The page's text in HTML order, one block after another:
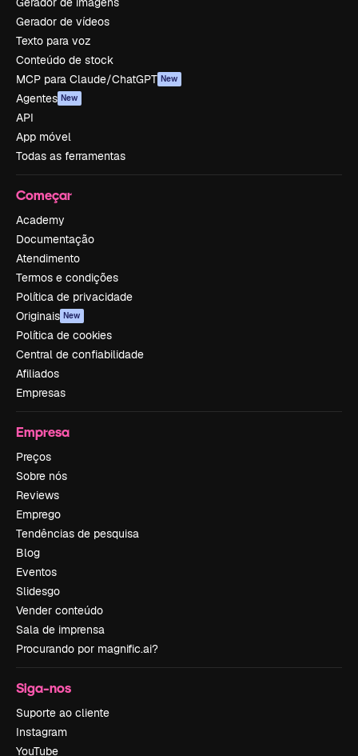
Gerador de vídeos
Texto para voz
Conteúdo de stock
MCP para Claude/ChatGPT New
Agentes New
API
App móvel
Todas as ferramentas
Começar
Academy
Documentação
Atendimento
Termos e condições
Política de privacidade
Originais New
Política de cookies
Central de confiabilidade
Afiliados
Empresas
Empresa
Preços
Sobre nós
Reviews
Emprego
Tendências de pesquisa
Blog
Eventos
Slidesgo
Vender conteúdo
Sala de imprensa
Procurando por magnific.ai?
Siga-nos
Suporte ao cliente
Instagram
YouTube